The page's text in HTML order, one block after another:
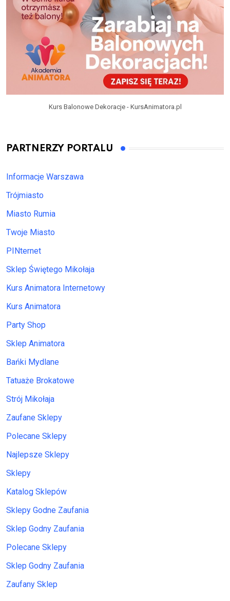
Kurs Balonowe Dekoracje - KursAnimatora.pl
PARTNERZY PORTALU
Informacje Warszawa
Trójmiasto
Miasto Rumia
Twoje Miasto
PINternet
Sklep Świętego Mikołaja
Kurs Animatora Internetowy
Kurs Animatora
Party Shop
Sklep Animatora
Bańki Mydlane
Tatuaże Brokatowe
Strój Mikołaja
Zaufane Sklepy
Polecane Sklepy
Najlepsze Sklepy
Sklepy
Katalog Sklepów
Sklepy Godne Zaufania
Sklep Godny Zaufania
Polecane Sklepy
Sklep Godny Zaufania
Zaufany Sklep